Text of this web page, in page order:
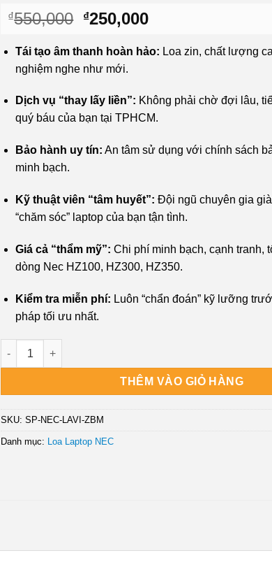
₫550,000 Giá
là:
₫550,000.
₫250,000Giá
tại
Tái tạo âm thanh hoàn hảo: Loa zin, chất lượng
nghiệm nghe như mới.
Dịch vụ “thay lấy liền”: Không phải chờ đợi lâu,
quý báu của bạn tại TPHCM.
Bảo hành uy tín: An tâm sử dụng với chính sách
minh bạch.
Kỹ thuật viên “tâm huyết”: Đội ngũ chuyên gia
“chăm sóc” laptop của bạn tận tình.
Giá cả “thẩm mỹ”: Chi phí minh bạch, cạnh tranh,
dòng Nec HZ100, HZ300, HZ350.
Kiểm tra miễn phí: Luôn “chẩn đoán” kỹ lưỡng
pháp tối ưu nhất.
Sửa Loa Laptop Nec HZ100 HZ300 HZ350 - Thay Lấy
THÊM VÀO GIỎ HÀNG
SKU:SP-NEC-LAVI-ZBM
Danh mục: Loa Laptop NEC